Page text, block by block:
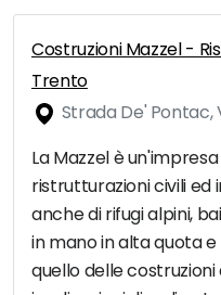
Costruzioni Mazzel -
Trento
Strada De' Pontac,
La Mazzel è
ristrutturazioni civili ed
anche di rifugi alpini,
in mano in alta quota
quello delle costruzioni